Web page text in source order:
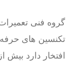
گروه فنی
تکنسین های